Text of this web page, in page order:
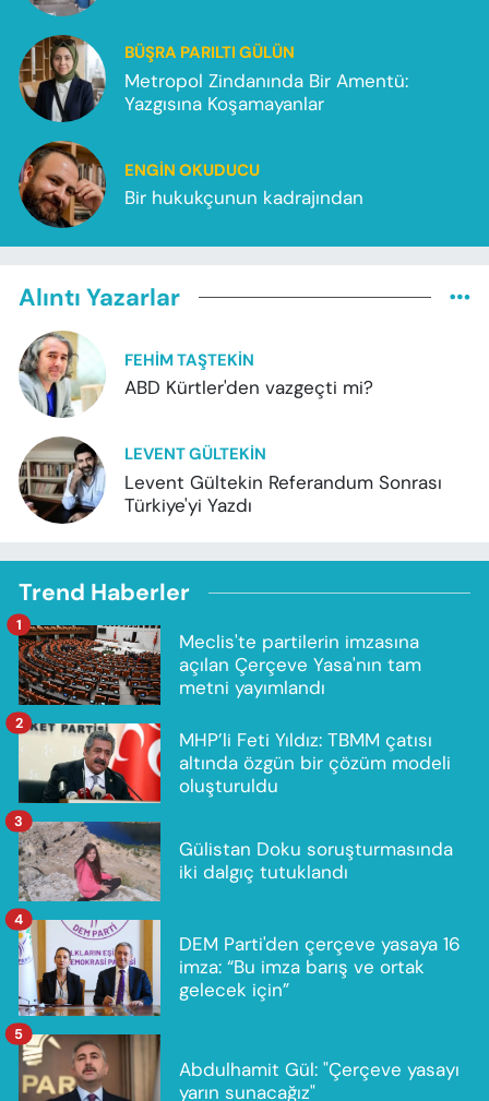
BÜŞRA PARILTI GÜLÜN
Metropol Zindanında Bir Amentü:
Yazgısına Koşamayanlar
ENGIN OKUDUCU
Bir hukukçunun kadrajından
Alıntı Yazarlar
FEHIM TAŞTEKIN
ABD Kürtler'den vazgeçti mi?
LEVENT GÜLTEKIN
Levent Gültekin Referandum Sonrası
Türkiye'yi Yazdı
Trend Haberler
Meclis'te partilerin imzasına
açılan Çerçeve Yasa'nın tam
metni yayımlandı
1
MHP’li Feti Yıldız: TBMM çatısı
altında özgün bir çözüm modeli
oluşturuldu
2
Gülistan Doku soruşturmasında
iki dalgıç tutuklandı
3
DEM Parti'den çerçeve yasaya 16
imza: “Bu imza barış ve ortak
gelecek için”
4
Abdulhamit Gül: "Çerçeve yasayı
yarın sunacağız"
5